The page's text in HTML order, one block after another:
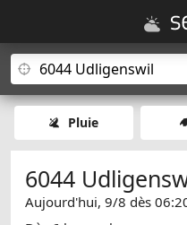
Pluie
6044
Aujourd'hui, 9/8 dès